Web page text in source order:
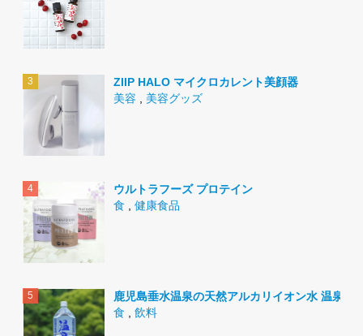
ZIIP HALO マイクロカレント美顔器
美容
美容グッズ
ウルトラフーズ プロテイン
食
健康食品
鹿児島垂水温泉の天然アルカリイオン水 温泉水
食
飲料